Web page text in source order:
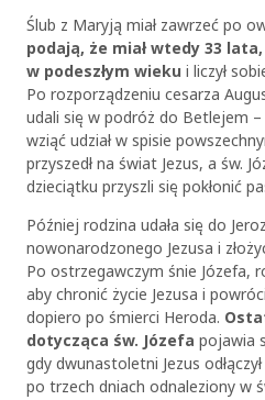
Ślub z Maryją miał zawrzeć po
podają, że miał wtedy 33
w podeszłym wieku i liczył
Po rozporządzeniu cesarza
udali się w podróż do Betlejem –
wziąć udział w spisie
przyszedł na świat Jezus, a św.
dzieciątku przyszli się pokłonić
Później rodzina udała się do
nowonarodzonego Jezusa i
Po ostrzegawczym śnie Józefa,
aby chronić życie Jezusa i
dopiero po śmierci Heroda.
dotycząca św. Józefa pojawia
gdy dwunastoletni Jezus
po trzech dniach odnaleziony w